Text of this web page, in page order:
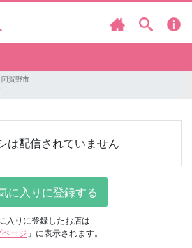
阿賀野市
は配信されていません
入りに登録したお店は
ページ 」に表示されます。